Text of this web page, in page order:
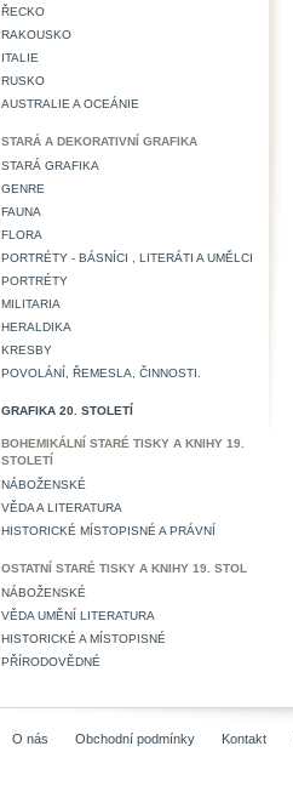
ŘECKO
RAKOUSKO
ITALIE
RUSKO
AUSTRALIE A OCEÁNIE
STARÁ A DEKORATIVNÍ GRAFIKA
STARÁ GRAFIKA
GENRE
FAUNA
FLORA
PORTRÉTY - BÁSNÍCI , LITERÁTI A UMĚLCI
PORTRÉTY
MILITARIA
HERALDIKA
KRESBY
POVOLÁNÍ, ŘEMESLA, ČINNOSTI.
GRAFIKA 20. STOLETÍ
BOHEMIKÁLNÍ STARÉ TISKY A KNIHY 19.
STOLETÍ
NÁBOŽENSKÉ
VĚDA A LITERATURA
HISTORICKÉ MÍSTOPISNÉ A PRÁVNÍ
OSTATNÍ STARÉ TISKY A KNIHY 19. STOL
NÁBOŽENSKÉ
VĚDA UMĚNÍ LITERATURA
HISTORICKÉ A MÍSTOPISNÉ
PŘÍRODOVĚDNÉ
O nás Obchodní podmínky Kontakt